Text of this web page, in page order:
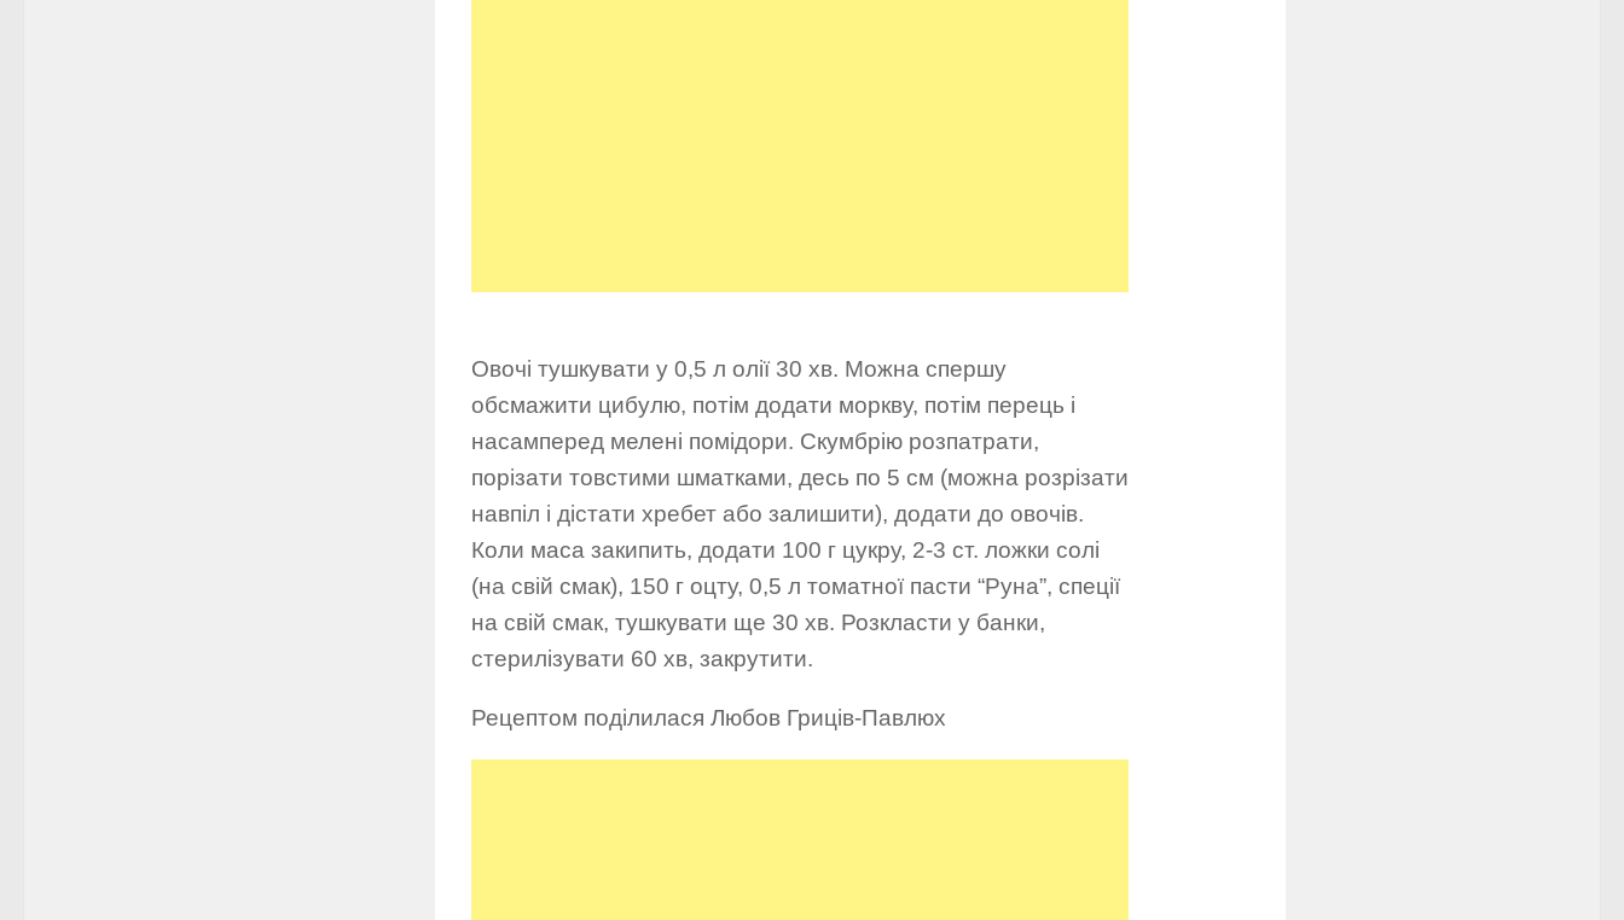
Овочі тушкувати у 0,5 л олії 30 хв. Можна спершу
обсмажити цибулю, потім додати моркву, потім перець і
насамперед мелені помідори. Скумбрію розпатрати,
порізати товстими шматками, десь по 5 см (можна розрізати
навпіл і дістати хребет або залишити), додати до овочів.
Коли маса закипить, додати 100 г цукру, 2-3 ст. ложки солі
(на свій смак), 150 г оцту, 0,5 л томатної пасти “Руна”, спеції
на свій смак, тушкувати ще 30 хв. Розкласти у банки,
стерилізувати 60 хв, закрутити.
Рецептом поділилася Любов Гриців-Павлюх